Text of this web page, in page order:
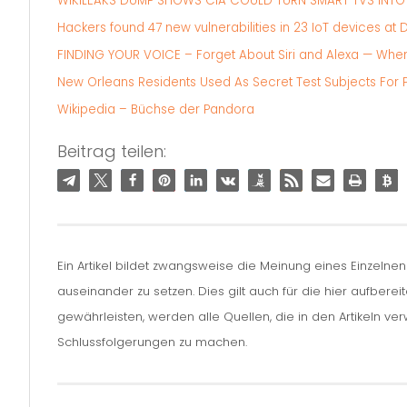
Hackers found 47 new vulnerabilities in 23 IoT devices at
FINDING YOUR VOICE – Forget About Siri and Alexa —
New Orleans Residents Used As Secret Test Subjects
Wikipedia – Büchse der Pandora
Beitrag teilen:
Ein Artikel bildet zwangsweise die Meinung eines
auseinander zu setzen. Dies gilt auch für die hier
gewährleisten, werden alle Quellen, die in den Artikeln
Schlussfolgerungen zu machen.